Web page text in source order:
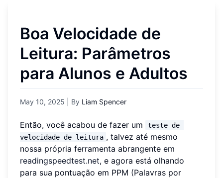
Boa Velocidade de
Leitura: Parâmetros
para Alunos e Adultos
May 10, 2025 | By Liam Spencer
Então, você acabou de fazer um
teste de
velocidade de leitura , talvez até mesmo
nossa própria ferramenta abrangente em
readingspeedtest.net, e agora está olhando
para sua pontuação em PPM (Palavras por